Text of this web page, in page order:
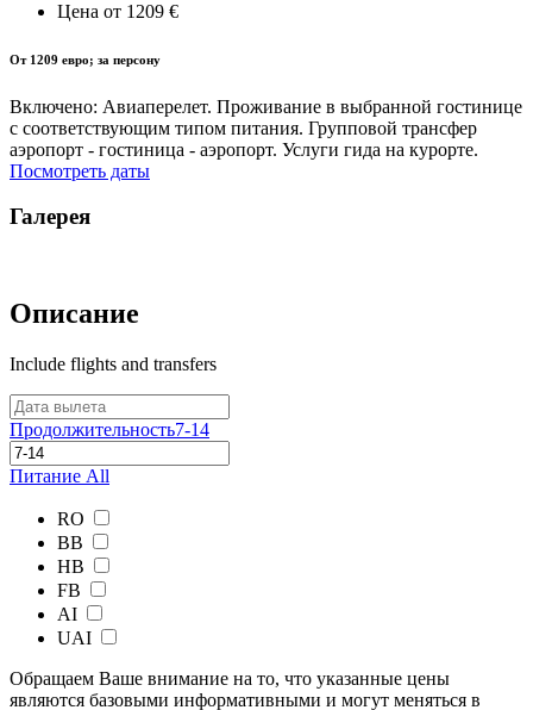
Цена от 1209 €
От 1209 евро; за персону
Включено: Авиаперелет. Проживание в выбранной гостинице
с соответствующим типом питания. Групповой трансфер
аэропорт - гостиница - аэропорт. Услуги гида на курорте.
Посмотреть даты
Галерея
Описание
Include flights and transfers
Продолжительность7-14
Питание All
RO
BB
HB
FB
AI
UAI
Обращаем Ваше внимание на то, что указанные цены
являются базовыми информативными и могут меняться в